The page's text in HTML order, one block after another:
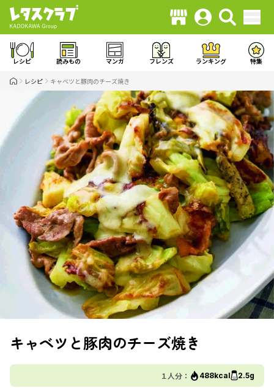
レシピ 読みもの マンガ フレンズ ランキング 特集
レシピ キャベツと豚肉のチーズ焼き
キャベツと豚肉のチーズ焼き
１人分： 488kcal 2.5g